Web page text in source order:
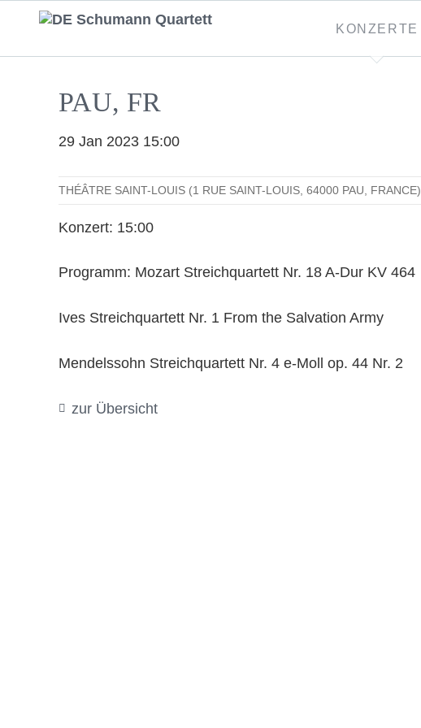
überspringen
KONZERTE
PAU, FR
29 Jan 2023 15:00
THÉÂTRE SAINT-LOUIS (1 RUE SAINT-LOUIS, 64000 PAU, FRANCE)
Konzert: 15:00
Programm: Mozart Streichquartett Nr. 18 A-Dur KV 464
Ives Streichquartett Nr. 1 From the Salvation Army
Mendelssohn Streichquartett Nr. 4 e-Moll op. 44 Nr. 2
zur Übersicht